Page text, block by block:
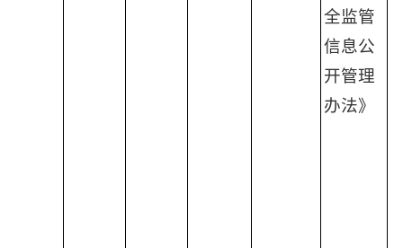
全监管
信息公
开管理
办法》